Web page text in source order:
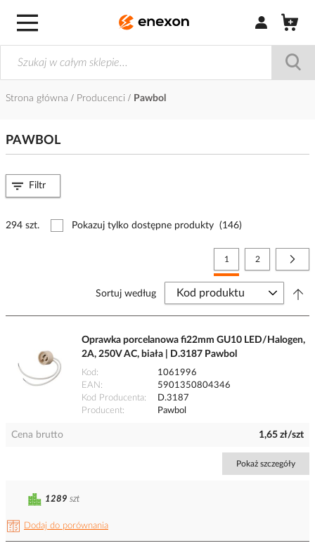
Zaloguj się /
Strona główna Producenci Pawbol
PAWBOL
294 szt. Pokazuj tylko dostępne produkty (146)
Strona
Aktualnie czytasz stronę
1 Strona
2
Sortuj według
Oprawka porcelanowa fi22mm GU10 LED/Halogen,
2A, 250V AC, biała | D.3187 Pawbol
Kod
1061996
EAN
5901350804346
Kod Producenta
D.3187
Producent
Pawbol
Cena brutto 1,65 zł/szt
Pokaż szczegóły
Dodaj do porównania
1289 szt
Filtr